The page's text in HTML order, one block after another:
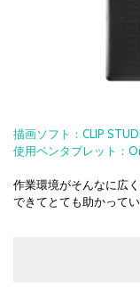
描画ソフト：CLIP
使用ペンタブレット：
作業環境がそんなに広
できてとても助かってい